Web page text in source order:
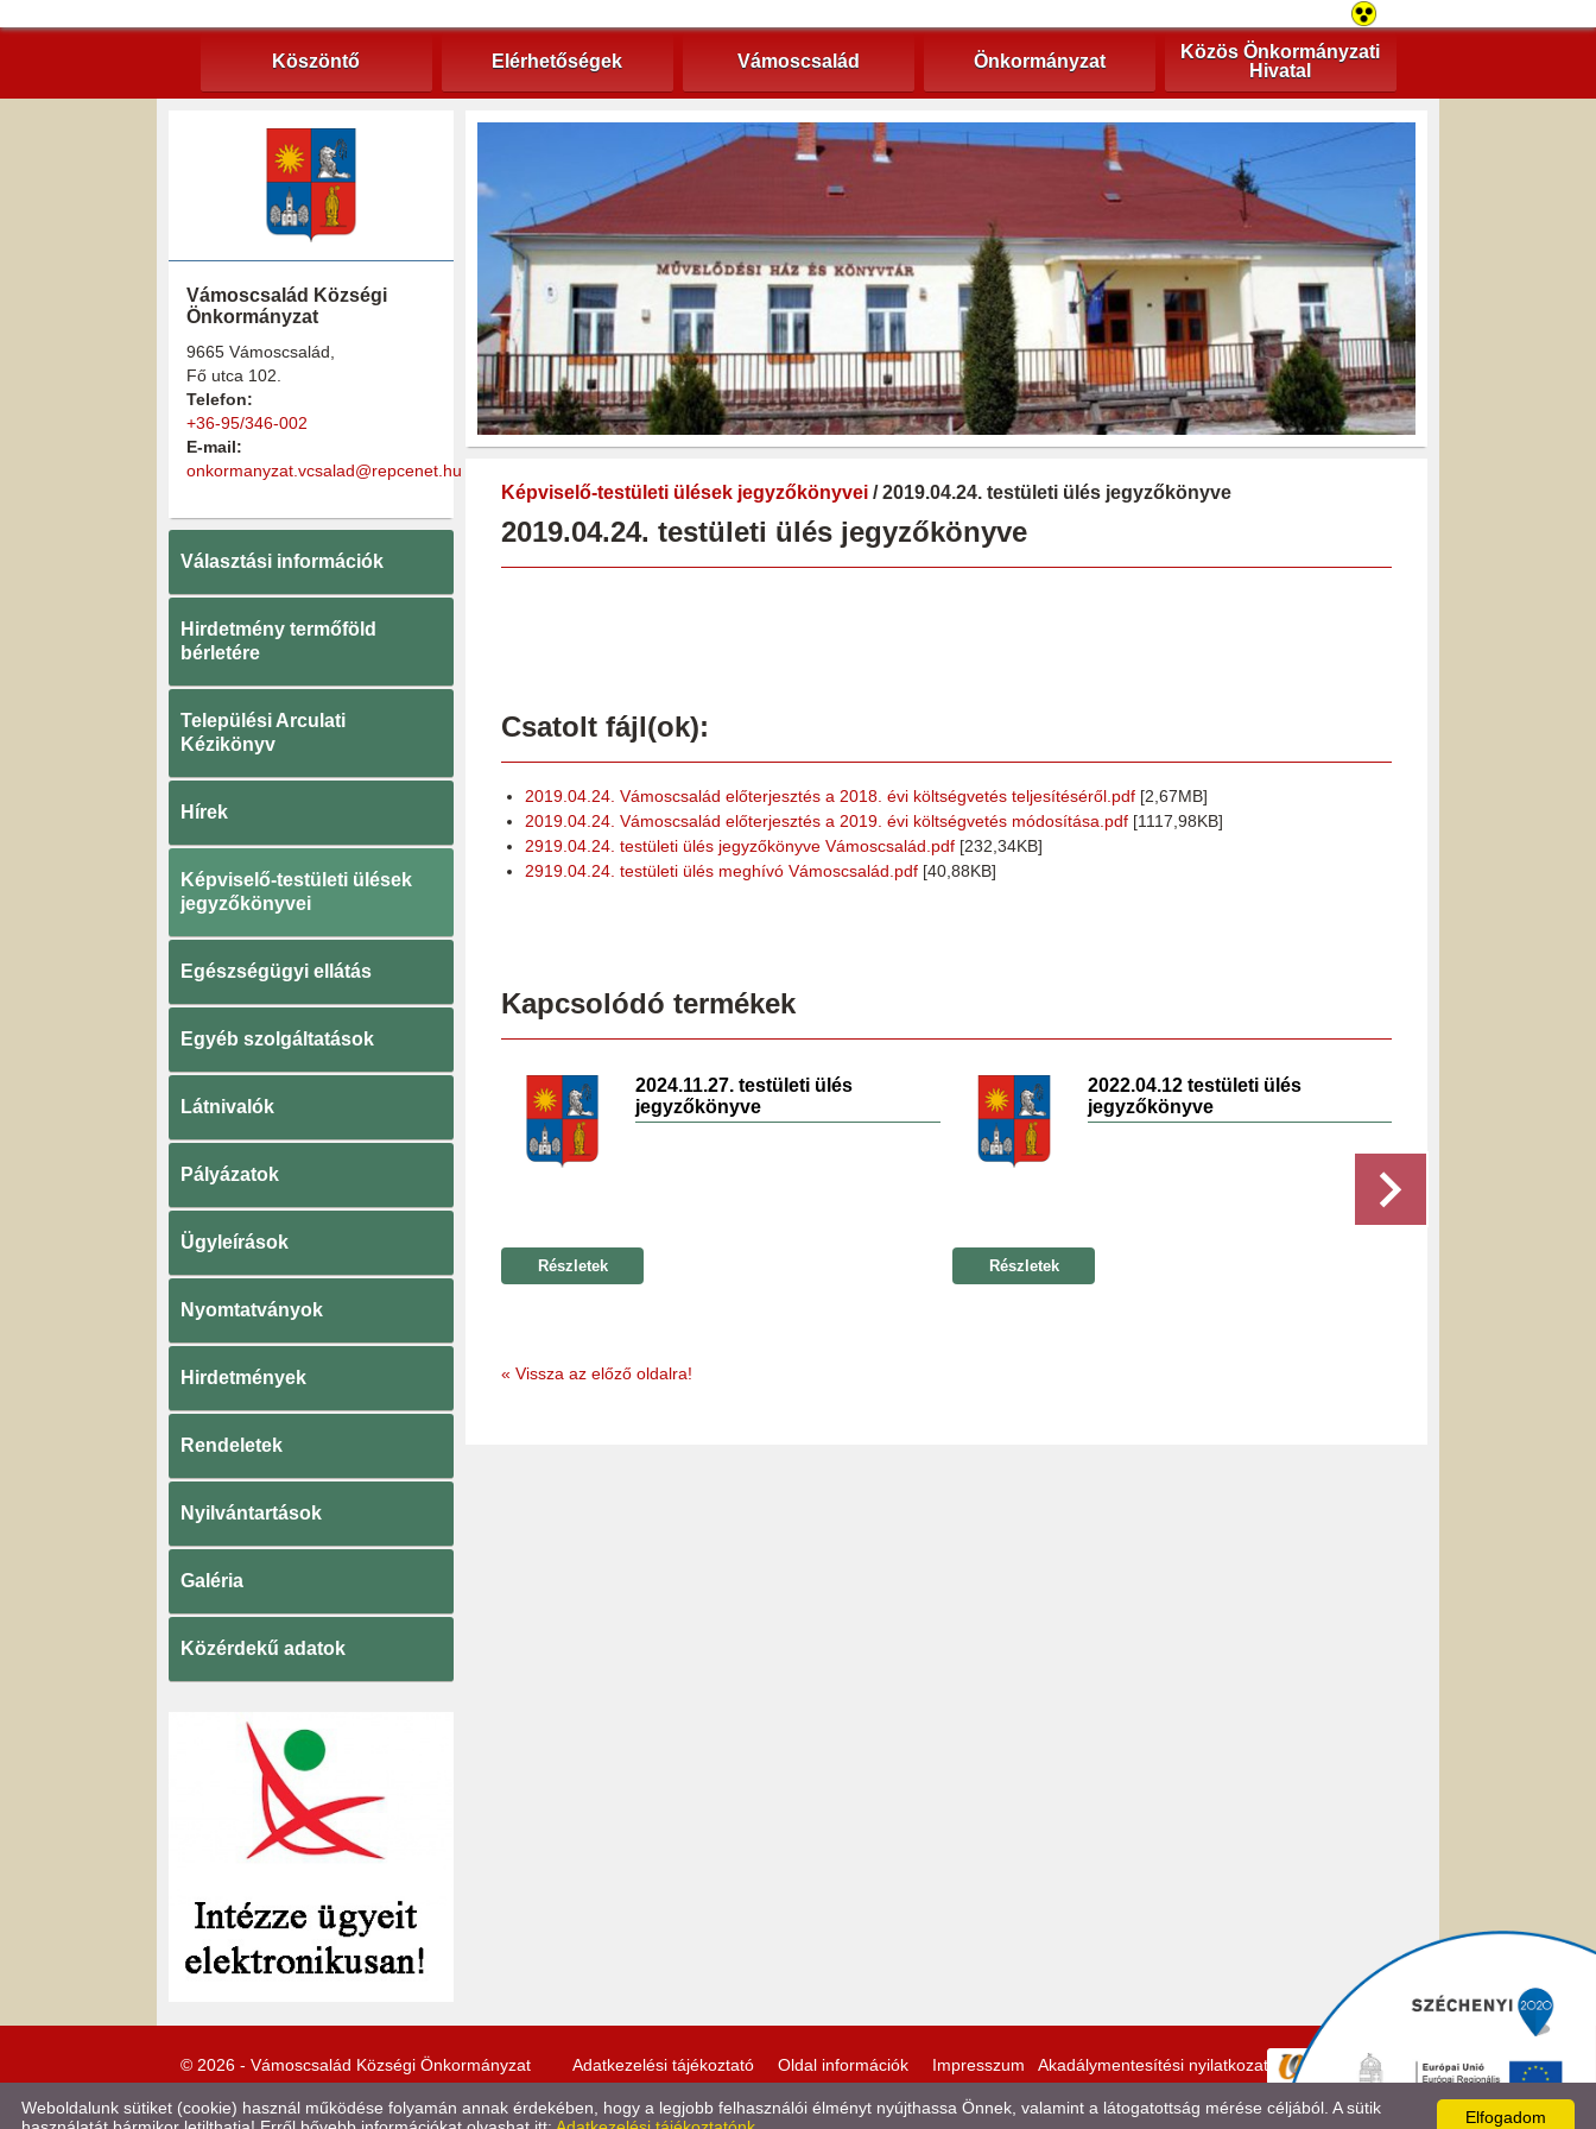
Köszöntő Elérhetőségek Vámoscsalád Önkormányzat
Közös Önkormányzati
Hivatal
Vámoscsalád Községi
Önkormányzat
9665 Vámoscsalád,
Fő utca 102.
Telefon:
+36-95/346-002
E-mail:
onkormanyzat.vcsalad@repcenet.hu
Választási információk
Hirdetmény termőföld
bérletére
Települési Arculati
Kézikönyv
Hírek
Képviselő-testületi ülések
jegyzőkönyvei
Egészségügyi ellátás
Egyéb szolgáltatások
Látnivalók
Pályázatok
Ügyleírások
Nyomtatványok
Hirdetmények
Rendeletek
Nyilvántartások
Galéria
Közérdekű adatok
Képviselő-testületi ülések jegyzőkönyvei / 2019.04.24. testületi ülés jegyzőkönyve
2019.04.24. testületi ülés jegyzőkönyve
Csatolt fájl(ok):
2019.04.24. Vámoscsalád előterjesztés a 2018. évi költségvetés teljesítéséről.pdf [2,67MB]
2019.04.24. Vámoscsalád előterjesztés a 2019. évi költségvetés módosítása.pdf [1117,98KB]
2919.04.24. testületi ülés jegyzőkönyve Vámoscsalád.pdf [232,34KB]
2919.04.24. testületi ülés meghívó Vámoscsalád.pdf [40,88KB]
Kapcsolódó termékek
2024.11.27. testületi ülés
jegyzőkönyve
Részletek
2022.04.12 testületi ülés
jegyzőkönyve
Részletek
« Vissza az előző oldalra!
© 2026 - Vámoscsalád Községi Önkormányzat Adatkezelési tájékoztató Oldal információk Impresszum Akadálymentesítési nyilatkozat
Elfogadom
Weboldalunk sütiket (cookie) használ működése folyamán annak érdekében, hogy a legjobb felhasználói élményt nyújthassa Önnek, valamint a látogatottság mérése céljából. A sütik